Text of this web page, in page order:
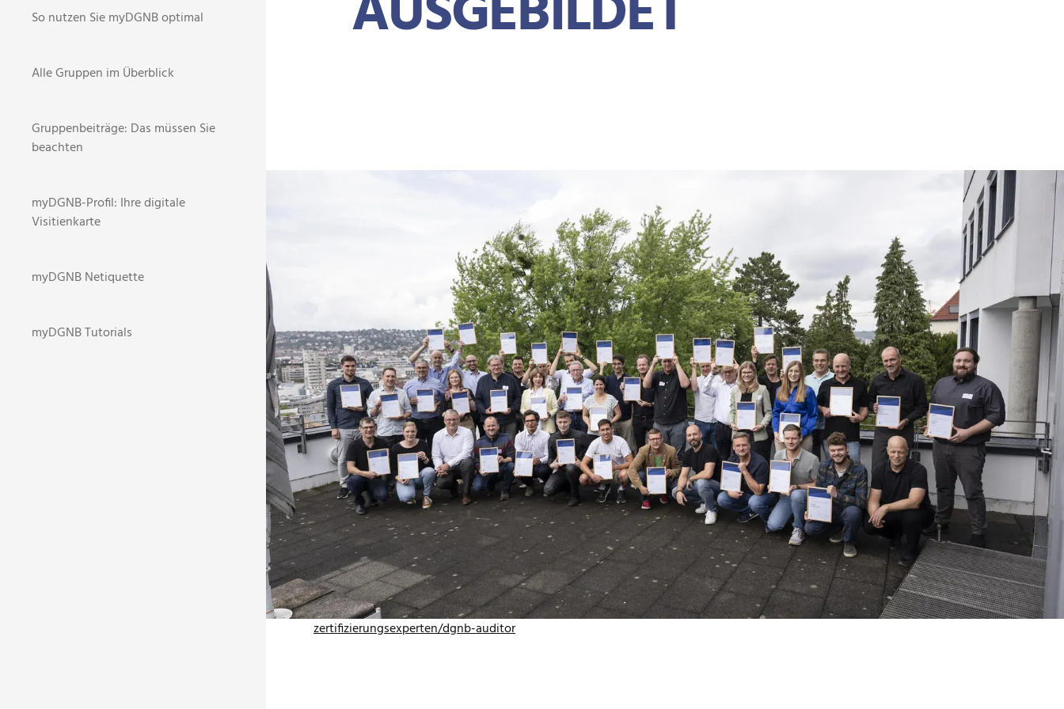
Vergangene Woche durfte die DGNB erneut 35 DGNB Auditoren zum erfolgreichen Abschluss ihrer Fortbildung
gratulieren. Dabei wurde mit dieser Gruppe neuer DGNB Systemexpertinnen und -experten ein echter Meilenstein
erreicht: mehr als 1.000 Personen haben insgesamt die Fortbildung zum DGNB Auditor bereits erfolgreich abgeschlossen.
Die Qualifikation zum DGNB Auditor ist gemeinsam mit der Qualifikation zum DGNB ESG-Manager der höchste Abschluss,
der in der DGNB Akademie erreicht werden kann. DGNB Auditoren spielen bei der systematischen Transformation der
Bau- und Immobilienbranche hin zu mehr Nachhaltigkeit eine zentrale Rolle. Sie sind die Nachhaltigkeitsberatenden und
Systemanwendenden,die über das Wissen und die Fähigkeiten verfügen, Zertifizierungsprojekte zielgerichtet zu steuern
und so erfolgreich abzuwickeln.
Dabei ist die Nachfrage stark gestiegen. Von den mehr als 1.000 Expertinnen und Experten erhielten fast 300 ihre Lizenz
im vergangenen Jahr, seit August 2022. Um dem gestiegenen Interesse gerecht zu werden, arbeitet die DGNB fortlaufend
daran, die Angebote für Fortbildungsmöglichkeiten zum DGNB Auditor weiterzuentwickeln.
Mehr zu den Wegen zum DGNB Auditor erfahren Sie hier:https://www.dgnb.de/de/akademie/fortbildungen-zum-dgnb-
zertifizierungsexperten/dgnb-auditor
So nutzen Sie myDGNB optimal
Alle Gruppen im Überblick
Gruppenbeiträge: Das müssen Sie
beachten
myDGNB-Profil: Ihre digitale
Visitienkarte
myDGNB Netiquette
myDGNB Tutorials